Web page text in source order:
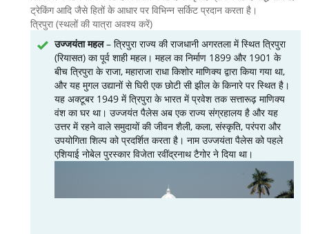
ट्रेकिंग आदि जैसे हितों के आधार पर विभिन्न सर्किट प्रदान करता है।
त्रिपुरा (स्थलों की यात्रा अवश्य करें)
उज्जयंता महल– त्रिपुरा राज्य की राजधानी अगरतला में स्थित त्रिपुरा
(रियासत) का पूर्व शाही महल। महल का निर्माण 1899 और 1901 के
बीच त्रिपुरा के राजा, महाराजा राधा किशोर माणिक्य द्वारा किया गया था,
और यह मुगल उद्यानों से घिरी एक छोटी सी झील के किनारे पर स्थित है।
यह अक्टूबर 1949 में त्रिपुरा के भारत में प्रवेश तक सत्तारूढ़ माणिक्य
वंश का घर था। उज्जयंत पैलेस अब एक राज्य संग्रहालय है और यह
उत्तर में रहने वाले समुदायों की जीवन शैली, कला, संस्कृति, परंपरा और
उपयोगिता शिल्प को प्रदर्शित करता है। नाम उज्जयंता पैलेस को पहले
एशियाई नोबेल पुरस्कार विजेता रवींद्रनाथ टैगोर ने दिया था।